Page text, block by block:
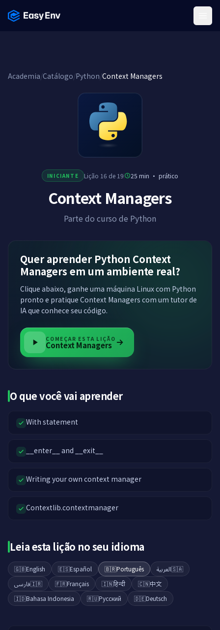
Academia/Catálogo/Python/Context Managers
INICIANTE Lição 16 de 19 25 min ·prático
Context Managers
Parte do curso de Python
Quer aprender Python Context
Managers em um ambiente real?
Clique abaixo, ganhe uma máquina Linux com Python
pronto e pratique Context Managers com um tutor de
IA que conhece seu código.
COMEÇAR ESTA LIÇÃO
Context Managers
O que você vai aprender
With statement
__enter__ and __exit__
Writing your own context manager
Contextlib.contextmanager
Leia esta lição no seu idioma
🇬🇧English 🇪🇸Español 🇧🇷Português 🇸🇦العربية
🇮🇷فارسی 🇫🇷Français 🇮🇳हिन्दी 🇨🇳中文
🇮🇩Bahasa Indonesia 🇷🇺Русский 🇩🇪Deutsch